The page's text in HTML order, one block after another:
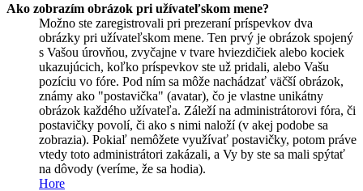
Ako zobrazím obrázok pri užívateľskom mene?
Možno ste zaregistrovali pri prezeraní príspevkov dva
obrázky pri užívateľskom mene. Ten prvý je obrázok spojený
s Vašou úrovňou, zvyčajne v tvare hviezdičiek alebo kociek
ukazujúcich, koľko príspevkov ste už pridali, alebo Vašu
pozíciu vo fóre. Pod ním sa môže nachádzať väčší obrázok,
známy ako "postavička" (avatar), čo je vlastne unikátny
obrázok každého užívateľa. Záleží na administrátorovi fóra, či
postavičky povolí, či ako s nimi naloží (v akej podobe sa
zobrazia). Pokiaľ nemôžete využívať postavičky, potom práve
vtedy toto administrátori zakázali, a Vy by ste sa mali spýtať
na dôvody (veríme, že sa hodia).
Hore